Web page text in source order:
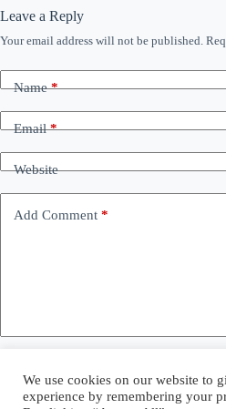
Leave a Reply
Your email address will not be published.
Name*
Email*
Website
Add Comment *
next time I comment.
We use cookies on our website to
experience by remembering your